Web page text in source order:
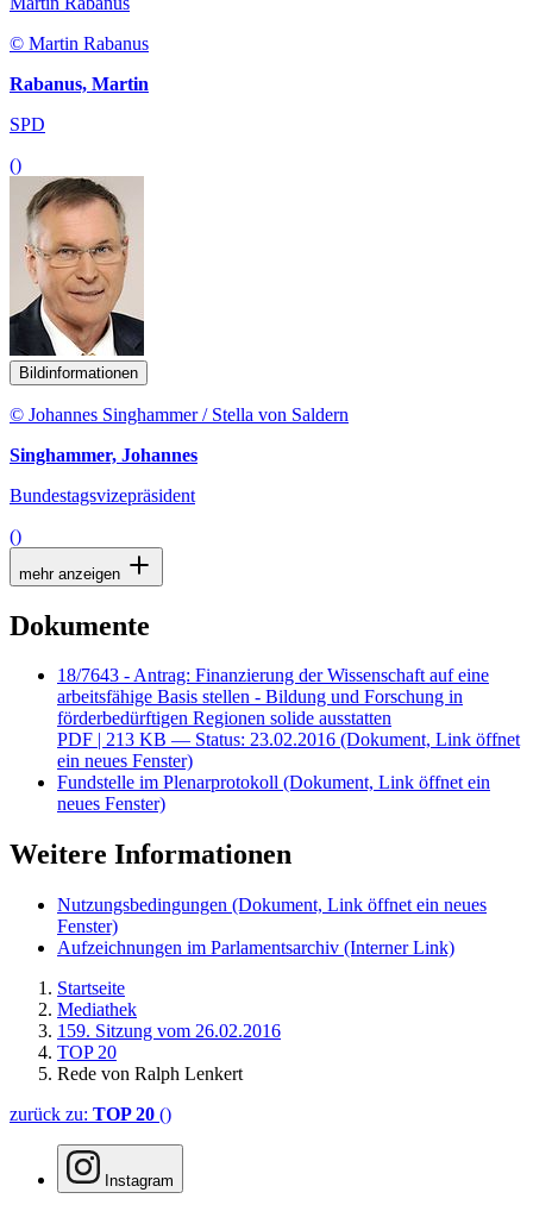
© Martin Rabanus
Rabanus, Martin
SPD
()
Bildinformationen
© Johannes Singhammer / Stella von Saldern
Singhammer, Johannes
Bundestagsvizepräsident
()
mehr anzeigen
Dokumente
18/7643 - Antrag: Finanzierung der Wissenschaft auf eine
arbeitsfähige Basis stellen - Bildung und Forschung in
förderbedürftigen Regionen solide ausstatten
PDF | 213 KB — Status: 23.02.2016 (Dokument, Link öffnet
ein neues Fenster)
Fundstelle im Plenarprotokoll (Dokument, Link öffnet ein
neues Fenster)
Weitere Informationen
Nutzungsbedingungen (Dokument, Link öffnet ein neues
Fenster)
Aufzeichnungen im Parlamentsarchiv (Interner Link)
Startseite
Mediathek
159. Sitzung vom 26.02.2016
TOP 20
Rede von Ralph Lenkert
zurück zu: TOP 20 ()
Instagram